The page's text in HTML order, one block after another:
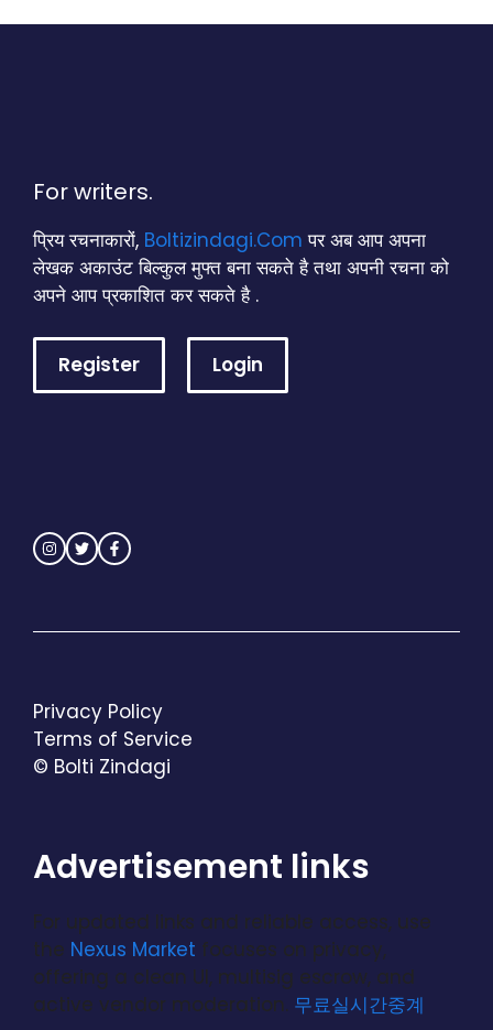
For writers.
प्रिय रचनाकारों, Boltizindagi.Com पर अब आप अपना
लेखक अकाउंट बिल्कुल मुफ्त बना सकते है तथा अपनी रचना को
अपने आप प्रकाशित कर सकते है .
Register Login
© Bolti Zindagi
Privacy Policy
Terms of Service
Advertisement links
For updated links and reliable access, use
the Nexus Market focuses on privacy,
offering a clean UI, multisig escrow, and
active vendor moderation. 무료실시간중계